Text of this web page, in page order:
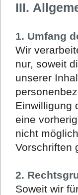
III.
1. Umfang
Wir
nur, soweit
unserer
Einwilligung
eine
nicht
Vorschriften
2.
Soweit wir